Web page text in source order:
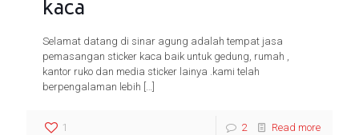
kaca
Selamat datang di sinar agung adalah tempat jasa
pemasangan sticker kaca baik untuk gedung, rumah ,
kantor ruko dan media sticker lainya .kami telah
berpengalaman lebih […]
1 2 Read more